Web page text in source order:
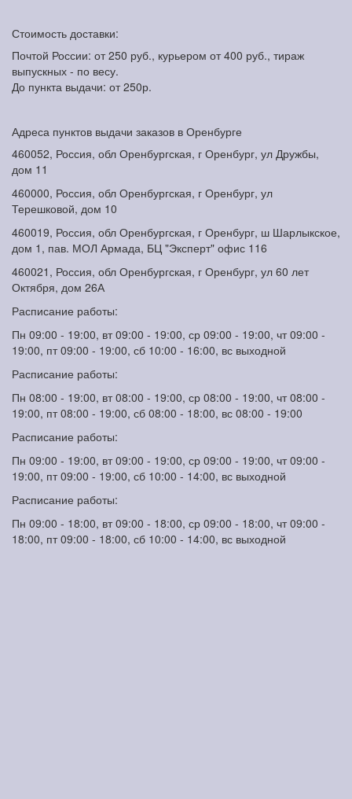
Стоимость доставки:
Почтой России: от 250 руб., курьером от 400 руб., тираж
выпускных - по весу.
До пункта выдачи: от 250р.
Адреса пунктов выдачи заказов в Оренбурге
460052, Россия, обл Оренбургская, г Оренбург, ул Дружбы,
дом 11
460000, Россия, обл Оренбургская, г Оренбург, ул
Терешковой, дом 10
460019, Россия, обл Оренбургская, г Оренбург, ш Шарлыкское,
дом 1, пав. МОЛ Армада, БЦ "Эксперт" офис 116
460021, Россия, обл Оренбургская, г Оренбург, ул 60 лет
Октября, дом 26А
Расписание работы:
Пн 09:00 - 19:00, вт 09:00 - 19:00, ср 09:00 - 19:00, чт 09:00 -
19:00, пт 09:00 - 19:00, сб 10:00 - 16:00, вс выходной
Расписание работы:
Пн 08:00 - 19:00, вт 08:00 - 19:00, ср 08:00 - 19:00, чт 08:00 -
19:00, пт 08:00 - 19:00, сб 08:00 - 18:00, вс 08:00 - 19:00
Расписание работы:
Пн 09:00 - 19:00, вт 09:00 - 19:00, ср 09:00 - 19:00, чт 09:00 -
19:00, пт 09:00 - 19:00, сб 10:00 - 14:00, вс выходной
Расписание работы:
Пн 09:00 - 18:00, вт 09:00 - 18:00, ср 09:00 - 18:00, чт 09:00 -
18:00, пт 09:00 - 18:00, сб 10:00 - 14:00, вс выходной